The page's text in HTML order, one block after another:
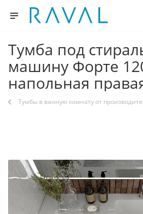
Тумба под
машину Форте
напольная
Тумбы в ванную комнату от